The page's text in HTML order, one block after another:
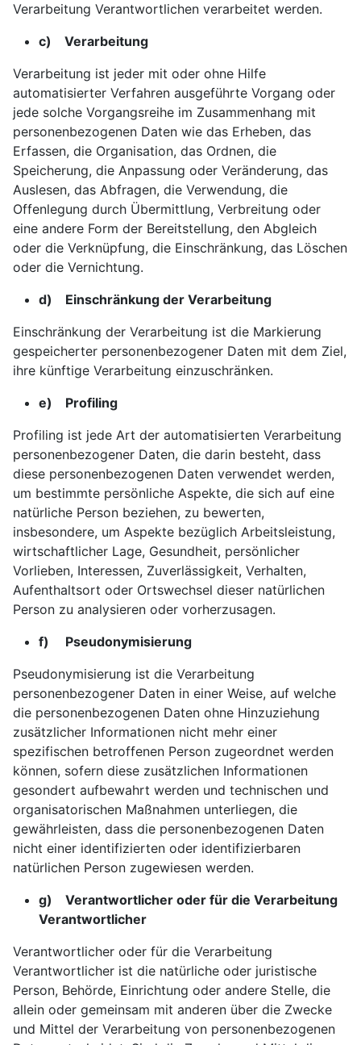
Verarbeitung Verantwortlichen verarbeitet werden.
c) Verarbeitung
Verarbeitung ist jeder mit oder ohne Hilfe
automatisierter Verfahren ausgeführte Vorgang oder
jede solche Vorgangsreihe im Zusammenhang mit
personenbezogenen Daten wie das Erheben, das
Erfassen, die Organisation, das Ordnen, die
Speicherung, die Anpassung oder Veränderung, das
Auslesen, das Abfragen, die Verwendung, die
Offenlegung durch Übermittlung, Verbreitung oder
eine andere Form der Bereitstellung, den Abgleich
oder die Verknüpfung, die Einschränkung, das Löschen
oder die Vernichtung.
d) Einschränkung der Verarbeitung
Einschränkung der Verarbeitung ist die Markierung
gespeicherter personenbezogener Daten mit dem Ziel,
ihre künftige Verarbeitung einzuschränken.
e) Profiling
Profiling ist jede Art der automatisierten Verarbeitung
personenbezogener Daten, die darin besteht, dass
diese personenbezogenen Daten verwendet werden,
um bestimmte persönliche Aspekte, die sich auf eine
natürliche Person beziehen, zu bewerten,
insbesondere, um Aspekte bezüglich Arbeitsleistung,
wirtschaftlicher Lage, Gesundheit, persönlicher
Vorlieben, Interessen, Zuverlässigkeit, Verhalten,
Aufenthaltsort oder Ortswechsel dieser natürlichen
Person zu analysieren oder vorherzusagen.
f) Pseudonymisierung
Pseudonymisierung ist die Verarbeitung
personenbezogener Daten in einer Weise, auf welche
die personenbezogenen Daten ohne Hinzuziehung
zusätzlicher Informationen nicht mehr einer
spezifischen betroffenen Person zugeordnet werden
können, sofern diese zusätzlichen Informationen
gesondert aufbewahrt werden und technischen und
organisatorischen Maßnahmen unterliegen, die
gewährleisten, dass die personenbezogenen Daten
nicht einer identifizierten oder identifizierbaren
natürlichen Person zugewiesen werden.
g) Verantwortlicher oder für die Verarbeitung
Verantwortlicher
Verantwortlicher oder für die Verarbeitung
Verantwortlicher ist die natürliche oder juristische
Person, Behörde, Einrichtung oder andere Stelle, die
allein oder gemeinsam mit anderen über die Zwecke
und Mittel der Verarbeitung von personenbezogenen